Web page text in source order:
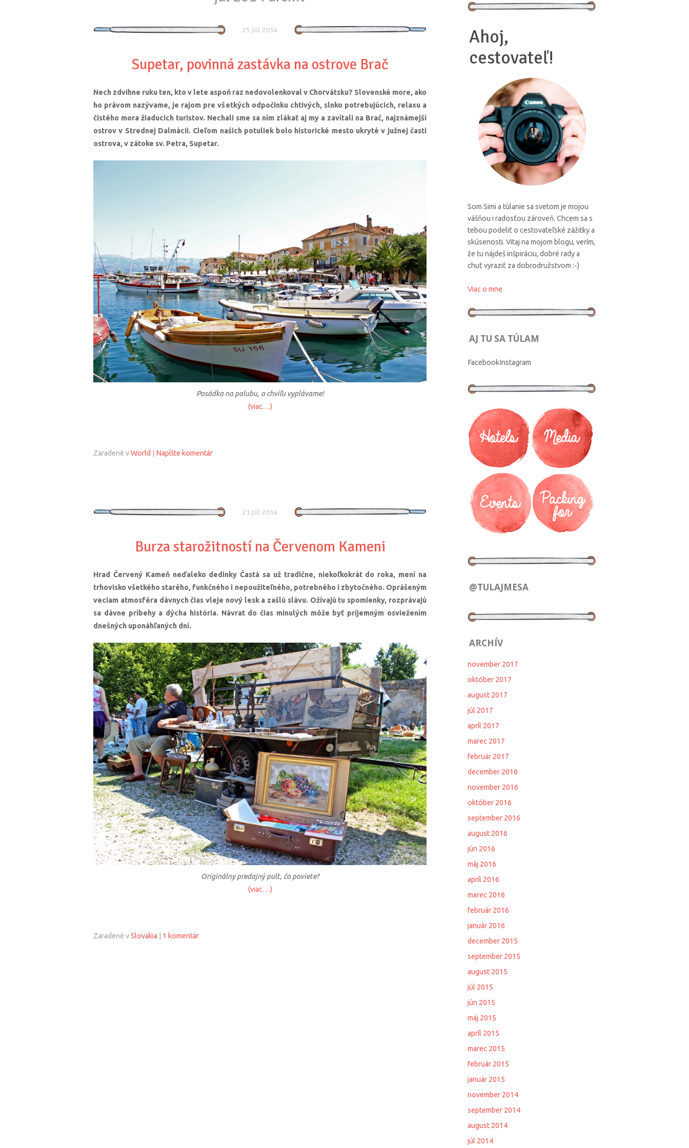
25 júl 2014
Supetar, povinná zastávka na ostrove Brač
Nech zdvihne ruku ten, kto v lete aspoň raz nedovolenkoval v Chorvátsku? Slovenské more, ako
ho právom nazývame, je rajom pre všetkých odpočinku chtivých, slnko potrebujúcich, relaxu a
čistého mora žiaducich turistov. Nechali sme sa ním zlákať aj my a zavítali na Brač, najznámejší
ostrov v Strednej Dalmácii. Cieľom našich potuliek bolo historické mesto ukryté v južnej časti
ostrova, v zátoke sv. Petra, Supetar.
Posádka na palubu, o chvíľu vyplávame!
(viac…)
Zaradené vWorld Napíšte komentár
21 júl 2014
Burza starožitností na Červenom Kameni
Hrad Červený Kameň neďaleko dedinky Častá sa už tradične, niekoľkokrát do roka, mení na
trhovisko všetkého starého, funkčného i nepoužiteľného, potrebného i zbytočného. Oprášeným
veciam atmosféra dávnych čias vleje nový lesk a zašlú slávu. Ožívajú tu spomienky, rozprávajú
sa dávne príbehy a dýcha história. Návrat do čias minulých môže byť príjemným osviežením
dnešných uponáhľaných dní.
Originálny predajný pult, čo poviete?
(viac…)
Zaradené vSlovakia 1 komentár
Ahoj,
cestovateľ!
Som Simi a túlanie sa svetom je mojou
vášňou i radosťou zároveň. Chcem sa s
tebou podeliť o cestovateľské zážitky a
skúsenosti. Vitaj na mojom blogu, verím,
že tu nájdeš inšpiráciu, dobré rady a
chuť vyraziť za dobrodružstvom :-)
Viac o mne
AJ TU SA TÚLAM
FacebookInstagram
@TULAJMESA
ARCHÍV
november 2017
október 2017
august 2017
júl 2017
apríl 2017
marec 2017
február 2017
december 2016
november 2016
október 2016
september 2016
august 2016
jún 2016
máj 2016
apríl 2016
marec 2016
február 2016
január 2016
december 2015
september 2015
august 2015
júl 2015
jún 2015
máj 2015
apríl 2015
marec 2015
február 2015
január 2015
november 2014
september 2014
august 2014
júl 2014